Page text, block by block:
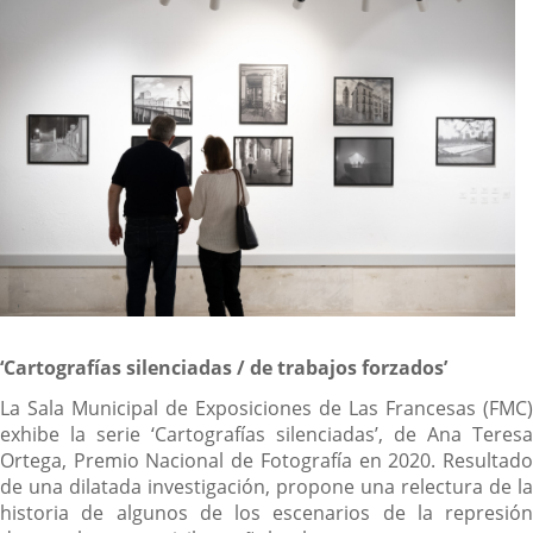
‘Cartografías silenciadas / de trabajos forzados’
La Sala Municipal de Exposiciones de Las Francesas (FMC)
exhibe la serie ‘Cartografías silenciadas’, de Ana Teresa
Ortega, Premio Nacional de Fotografía en 2020. Resultado
de una dilatada investigación, propone una relectura de la
historia de algunos de los escenarios de la represión